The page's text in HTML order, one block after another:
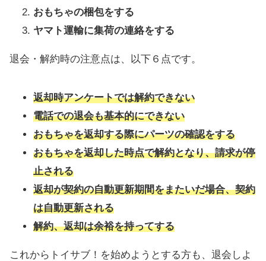
おもちゃの梱包をする
ヤマト運輸に集荷の連絡をする
退会・解約時の注意点は、以下６点です。
返却時アンケートでは解約できない
電話での退会も基本的にできない
おもちゃを返却する際にパーツの確認をする
おもちゃを返却した時点で解約となり、請求が停
止される
返却が契約の自動更新期間をまたいだ場合、契約
は自動更新される
解約、返却は余裕を持ってする
これからトイサブ！を始めようとする方も、退会しよ